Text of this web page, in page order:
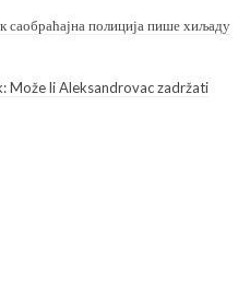
саобраћајна полиција пише хиљаду
Može li Aleksandrovac zadržati